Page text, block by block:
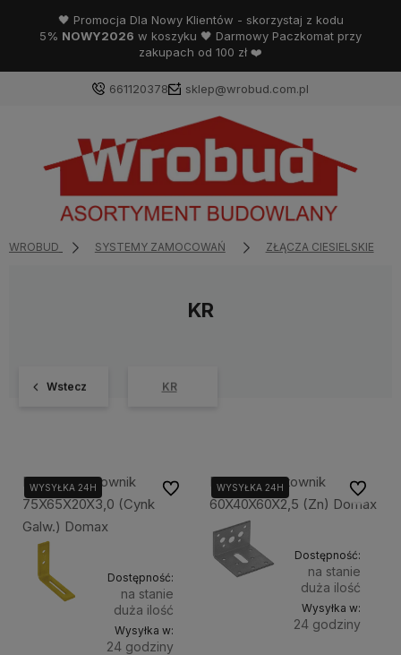
🖤 Promocja Dla Nowy Klientów - skorzystaj z kodu
5% NOWY2026 w koszyku 🖤 Darmowy Paczkomat przy
zakupach od 100 zł ❤️
661120378 sklep@wrobud.com.pl
WROBUD SYSTEMY ZAMOCOWAŃ ZŁĄCZA CIESIELSKIE
KR
Wstecz KR
Dmx Kr 1 Kątownik
75X65X20X3,0 (Cynk
Galw.) Domax
WYSYŁKA 24H
Dostępność:
na stanie
duża ilość
Wysyłka w:
24 godziny
Do ulubionychDmx Kr 2 Kątownik
60X40X60X2,5 (Zn) Domax
WYSYŁKA 24H
Dostępność:
na stanie
duża ilość
Wysyłka w:
24 godziny
Do